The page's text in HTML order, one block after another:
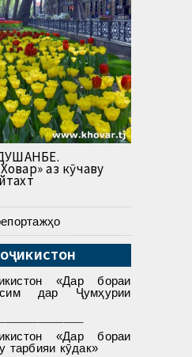
аз кӯчаву
«Дар бораи
дар Ҷумҳурии
«Дар бораи
тарбияи кӯдак»